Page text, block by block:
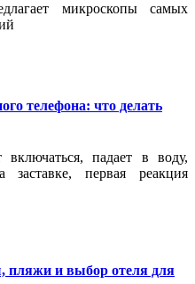
микроскопы самых
телефона: что делать
включаться, падает в воду,
заставке, первая реакция
пляжи и выбор отеля для